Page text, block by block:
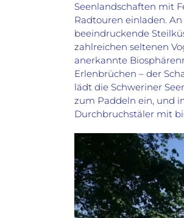
Seenlandschaften mit
Radtouren einladen.
beeindruckende
zahlreichen seltenen
anerkannte
Erlenbrüchen – der
lädt die Schweriner
zum Paddeln ein, und
Durchbruchstäler mit